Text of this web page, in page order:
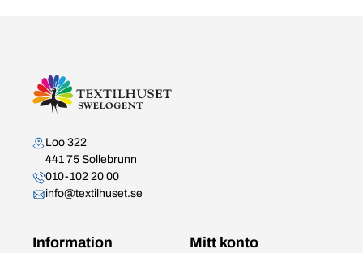
Kontakta oss
Loo 322
441 75 Sollebrunn
010-102 20 00
info@textilhuset.se
Information Mitt konto